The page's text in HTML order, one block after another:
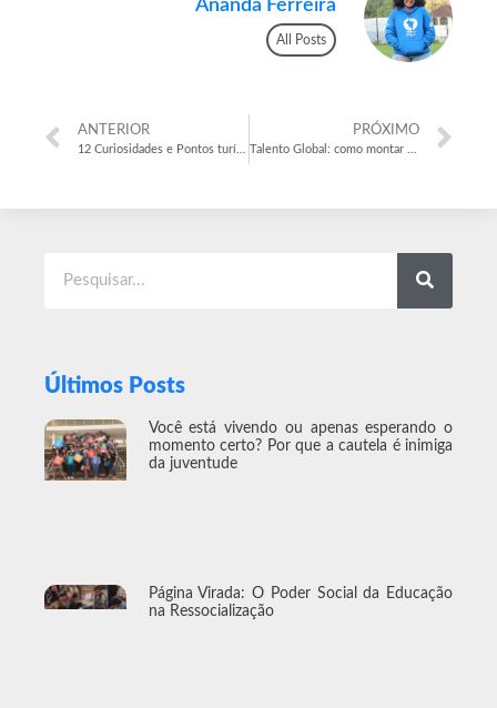
Ananda Ferreira
All Posts
ANTERIOR PRÓXIMO
Últimos Posts
Você está vivendo ou apenas esperando o
momento certo? Por que a cautela é inimiga
da juventude
Página Virada: O Poder Social da Educação
na Ressocialização